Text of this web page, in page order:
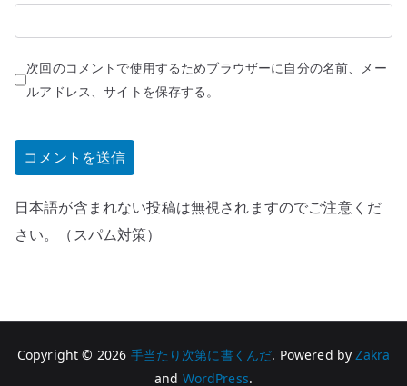
次回のコメントで使用するためブラウザーに自分の名前、メー
ルアドレス、サイトを保存する。
日本語が含まれない投稿は無視されますのでご注意くだ
さい。（スパム対策）
Copyright © 2026 手当たり次第に書くんだ. Powered byZakra
and WordPress.